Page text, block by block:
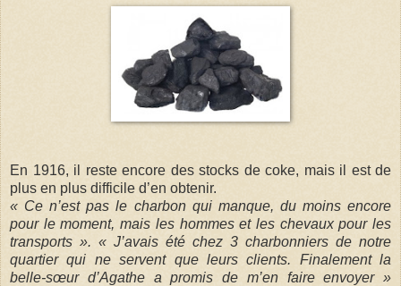
En 1916, il reste encore des stocks de coke, mais il est de
plus en plus difficile d’en obtenir.
« Ce n’est pas le charbon qui manque, du moins encore
pour le moment, mais les hommes et les chevaux pour les
transports ». « J’avais été chez 3 charbonniers de notre
quartier qui ne servent que leurs clients. Finalement la
belle-sœur d’Agathe a promis de m’en faire envoyer »